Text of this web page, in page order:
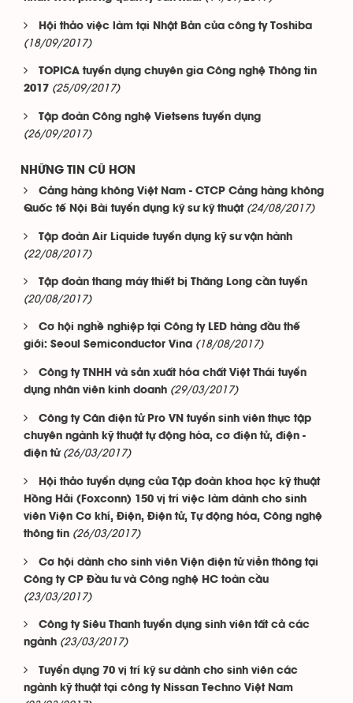
Hội thảo việc làm tại Nhật Bản của công ty Toshiba
(18/09/2017)
TOPICA tuyển dụng chuyên gia Công nghệ Thông tin
2017 (25/09/2017)
Tập đoàn Công nghệ Vietsens tuyển dụng
(26/09/2017)
NHỮNG TIN CŨ HƠN
Cảng hàng không Việt Nam - CTCP Cảng hàng không
Quốc tế Nội Bài tuyển dụng kỹ sư kỹ thuật (24/08/2017)
Tập đoàn Air Liquide tuyển dụng kỹ sư vận hành
(22/08/2017)
Tập đoàn thang máy thiết bị Thăng Long cần tuyển
(20/08/2017)
Cơ hội nghề nghiệp tại Công ty LED hàng đầu thế
giới: Seoul Semiconductor Vina (18/08/2017)
Công ty TNHH và sản xuất hóa chất Việt Thái tuyển
dụng nhân viên kinh doanh (29/03/2017)
Công ty Cân điện tử Pro VN tuyển sinh viên thực tập
chuyên ngành kỹ thuật tự động hóa, cơ điện tử, điện -
điện tử (26/03/2017)
Hội thảo tuyển dụng của Tập đoàn khoa học kỹ thuật
Hồng Hải (Foxconn) 150 vị trí việc làm dành cho sinh
viên Viện Cơ khí, Điện, Điện tử, Tự động hóa, Công nghệ
thông tin (26/03/2017)
Cơ hội dành cho sinh viên Viện điện tử viễn thông tại
Công ty CP Đầu tư và Công nghệ HC toàn cầu
(23/03/2017)
Công ty Siêu Thanh tuyển dụng sinh viên tất cả các
ngành (23/03/2017)
Tuyển dụng 70 vị trí kỹ sư dành cho sinh viên các
ngành kỹ thuật tại công ty Nissan Techno Việt Nam